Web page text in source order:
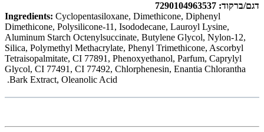
דגם/ברקוד: 7290104963537
Ingredients: Cyclopentasiloxane, Dimethicone, Diphenyl
Dimethicone, Polysilicone-11, Isododecane, Lauroyl Lysine,
Aluminum Starch Octenylsuccinate, Butylene Glycol, Nylon-12,
Silica, Polymethyl Methacrylate, Phenyl Trimethicone, Ascorbyl
Tetraisopalmitate, CI 77891, Phenoxyethanol, Parfum, Caprylyl
Glycol, CI 77491, CI 77492, Chlorphenesin, Enantia Chlorantha
Bark Extract, Oleanolic Acid.